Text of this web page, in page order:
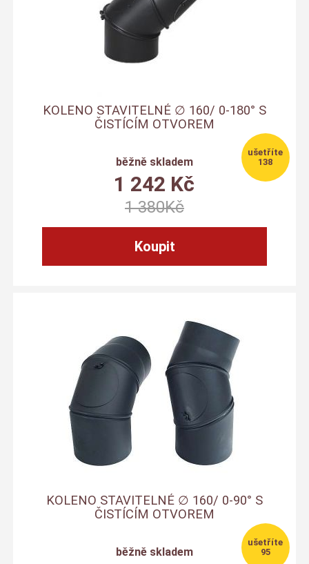
KOLENO STAVITELNÉ ∅ 160/ 0-180° S
ČISTÍCÍM OTVOREM
běžně skladem
1 242 Kč
138
1 380Kč
KOLENO STAVITELNÉ ∅ 160/ 0-90° S
ČISTÍCÍM OTVOREM
běžně skladem 95